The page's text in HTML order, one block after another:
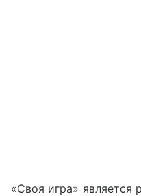
«Своя игра» является